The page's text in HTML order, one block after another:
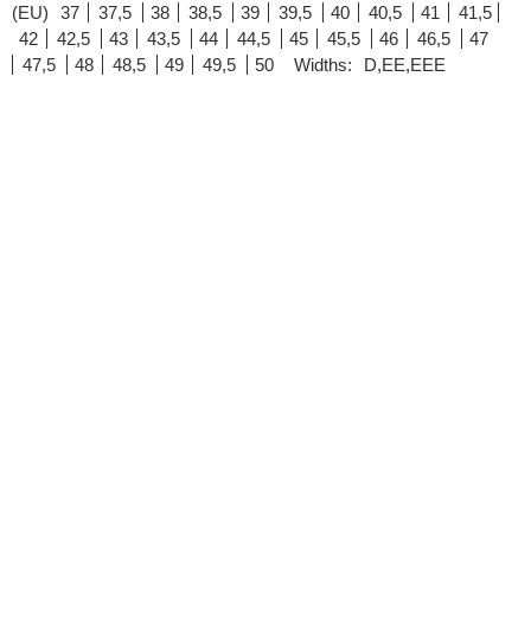
(EU) 37 37,5 38 38,5 39 39,5 40 40,5 41
41,5
42
42,5 43 43,5 44 44,5 45 45,5 46 46,5
47
47,5
48 48,5 49 49,5 50 Widths: D,EE,EEE